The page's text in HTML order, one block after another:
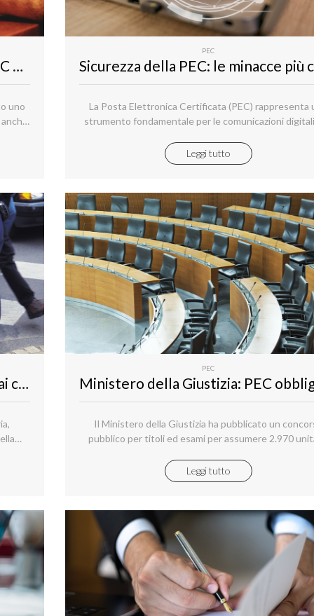
Guida pratica: 11 casi d’uso della PEC per i privati cittadini
uno
PEC
La Posta Elettronica Certificata (PEC) rappresenta
strumento fondamentale per le comunicazioni
rendono particolarmente sicura è il suo sistema
certificazione dei messaggi, che assicura
Leggi tutto
Polizia Penitenziaria: per iscriversi ai concorsi pubblici per 653 posti di allievo agente è necessaria la PEC
PEC
Il Ministero della Giustizia ha pubblicato un
pubblico per titoli ed esami per assumere 2.970
Leggi tutto